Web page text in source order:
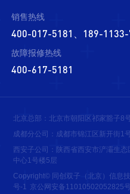
销售热线
400-017-5181、189-1133-
故障报修热线
400-617-5181
北京总部：北京市朝阳区祁家豁子8
成都分公司：成都市锦江区新开街1
西安子公司：陕西省西安市浐灞生
中心1号楼5层
Copyright© 同创双子（北京）信息
号-1 京公网安备11010502052825号